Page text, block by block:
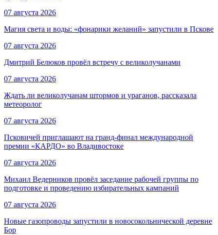
07 августа 2026
Магия света и воды: «фонарики желаний» запустили в Пскове
07 августа 2026
Дмитрий Белюков провёл встречу с великолучанами
07 августа 2026
Ждать ли великолучанам штормов и ураганов, рассказала
метеоролог
07 августа 2026
Псковичей приглашают на гранд‑финал международной
премии «КАРДО» во Владивостоке
07 августа 2026
Михаил Ведерников провёл заседание рабочей группы по
подготовке и проведению избирательных кампаний
07 августа 2026
Новые газопроводы запустили в новосокольнической деревне
Бор